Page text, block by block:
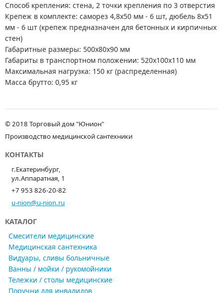
Способ крепления: стена, 2 точки крепления по 3 отверстия
Крепеж в комплекте: саморез 4,8х50 мм - 6 шт, дюбель 8х51
мм - 6 шт (крепеж предназначен для бетонных и кирпичных
стен)
Габаритные размеры: 500х80х90 мм
Габариты в транспортном положении: 520х100х110 мм
Максимальная нагрузка: 150 кг (распределенная)
Масса брутто: 0,95 кг
© 2018 Торговый дом "Юнион"
Производство медицинской сантехники
КОНТАКТЫ
г.Екатеринбург,
ул.Аппаратная, 1
+7 953 826-20-82
u-nion@u-nion.ru
КАТАЛОГ
Смесители медицинские
Медицинская сантехника
Видуары, сливы больничные
Ванны / мойки / рукомойники
Тележки / столы медицинские
Поручни для инвалидов